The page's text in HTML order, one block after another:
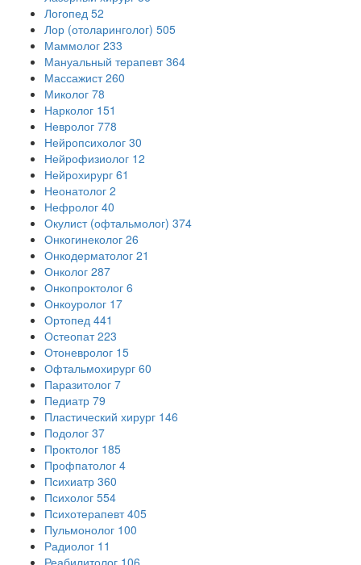
Логопед 52
Лор (отоларинголог) 505
Маммолог 233
Мануальный терапевт 364
Массажист 260
Миколог 78
Нарколог 151
Невролог 778
Нейропсихолог 30
Нейрофизиолог 12
Нейрохирург 61
Неонатолог 2
Нефролог 40
Окулист (офтальмолог) 374
Онкогинеколог 26
Онкодерматолог 21
Онколог 287
Онкопроктолог 6
Онкоуролог 17
Ортопед 441
Остеопат 223
Отоневролог 15
Офтальмохирург 60
Паразитолог 7
Педиатр 79
Пластический хирург 146
Подолог 37
Проктолог 185
Профпатолог 4
Психиатр 360
Психолог 554
Психотерапевт 405
Пульмонолог 100
Радиолог 11
Реабилитолог 106